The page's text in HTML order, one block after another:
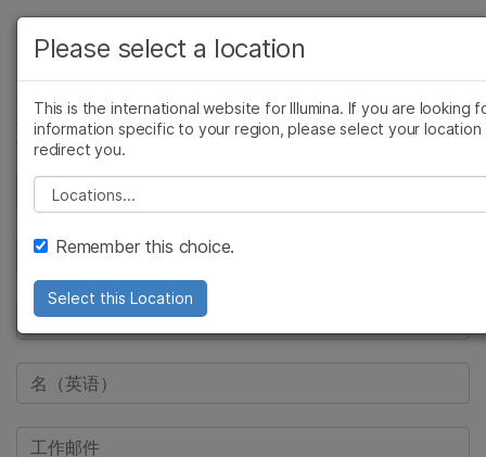
解决方案
学习
公司
支持
推荐内容链接
查看更多相关内容。选择您感兴趣的领域:
癌症研究
微生物学
农业基因组学
复杂疾病
临床肿瘤学
遗传病和罕见病
Please select a location
This is the international website for Illumina. If you are looking
information specific to your region, please select your location
redirect you.
Please select a location
Remember this choice.
Select this Location